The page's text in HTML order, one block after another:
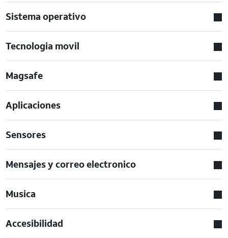
Sistema operativo
Tecnologia movil
Magsafe
Aplicaciones
Sensores
Mensajes y correo electronico
Musica
Accesibilidad